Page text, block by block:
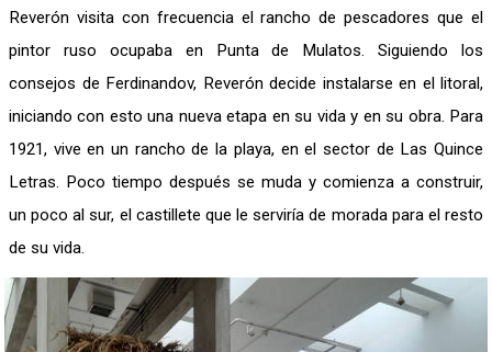
Reverón visita con frecuencia el rancho de pescadores que el
pintor ruso ocupaba en Punta de Mulatos. Siguiendo los
consejos de Ferdinandov, Reverón decide instalarse en el litoral,
iniciando con esto una nueva etapa en su vida y en su obra. Para
1921, vive en un rancho de la playa, en el sector de Las Quince
Letras. Poco tiempo después se muda y comienza a construir,
un poco al sur, el castillete que le serviría de morada para el resto
de su vida.